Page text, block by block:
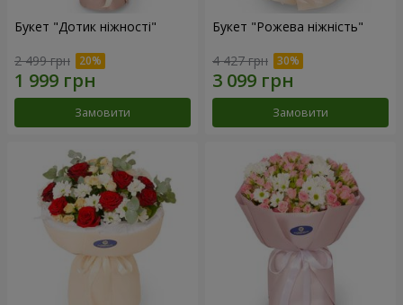
Букет "Дотик ніжності"
2 499 грн
Замовити
Букет "Рожева ніжність"
4 427 грн
Замовити